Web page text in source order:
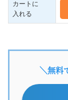
カートに
入れる
＼無料